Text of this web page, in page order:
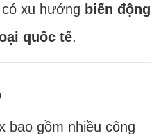
xu hướng biến động
quốc tế.
bao gồm nhiều công